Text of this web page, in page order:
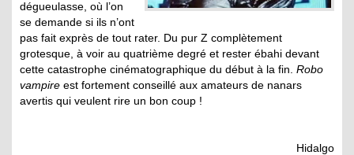
dégueulasse, où l’on
se demande si ils n’ont
pas fait exprès de tout rater. Du pur Z complètement
grotesque, à voir au quatrième degré et rester ébahi devant
cette catastrophe cinématographique du début à la fin. Robo
vampire est fortement conseillé aux amateurs de nanars
avertis qui veulent rire un bon coup !
Hidalgo